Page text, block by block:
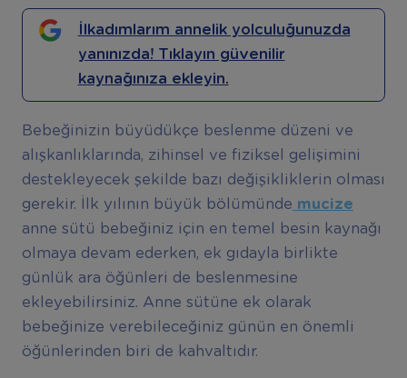
İlkadımlarım annelik yolculuğunuzda
yanınızda! Tıklayın güvenilir
kaynağınıza ekleyin.
Bebeğinizin büyüdükçe beslenme düzeni ve
alışkanlıklarında, zihinsel ve fiziksel gelişimini
destekleyecek şekilde bazı değişikliklerin olması
gerekir. İlk yılının büyük bölümünde mucize
anne sütü bebeğiniz için en temel besin kaynağı
olmaya devam ederken, ek gıdayla birlikte
günlük ara öğünleri de beslenmesine
ekleyebilirsiniz. Anne sütüne ek olarak
bebeğinize verebileceğiniz günün en önemli
öğünlerinden biri de kahvaltıdır.